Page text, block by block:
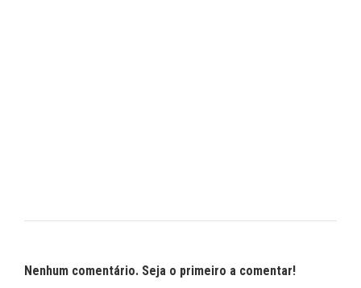
Nenhum comentário. Seja o primeiro a comentar!